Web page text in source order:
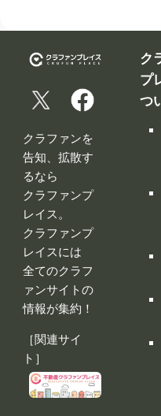
告知、拡散す
クラファンプ
クラファンプ
全てのクラフ
ァンサイトの
情報が集約！
［関連サイ
ト］